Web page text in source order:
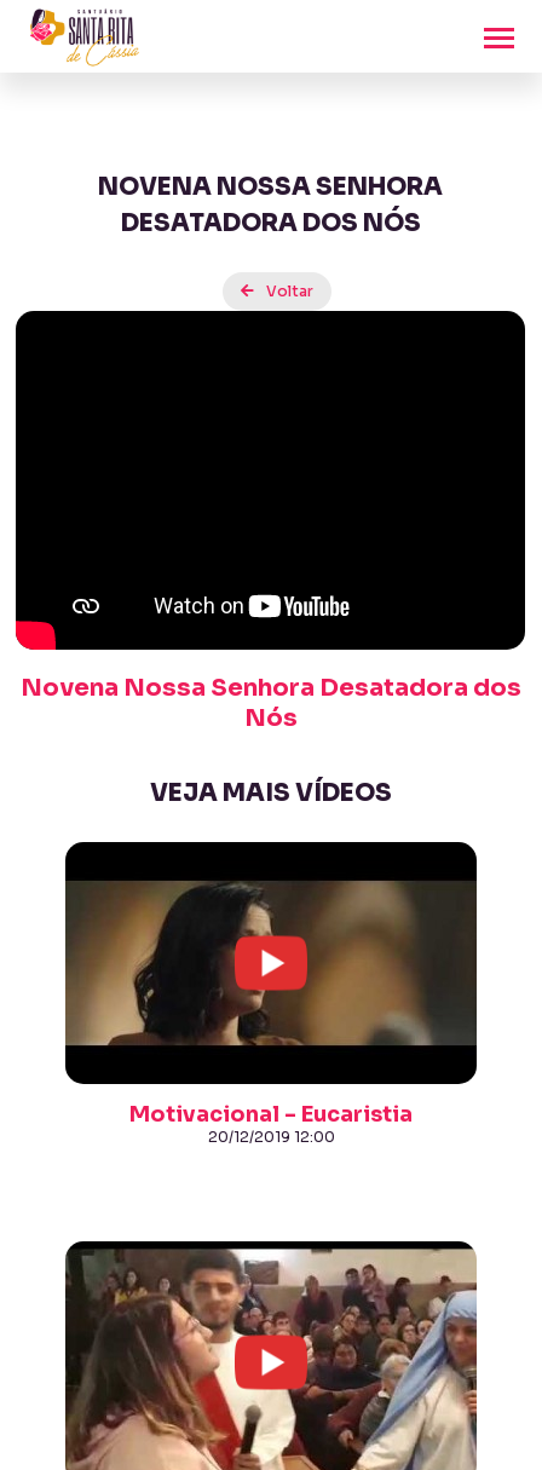
NOVENA NOSSA SENHORA
DESATADORA DOS NÓS
Voltar
Novena Nossa Senhora Desatadora dos
Nós
VEJA MAIS VÍDEOS
Motivacional - Eucaristia
20/12/2019 12:00